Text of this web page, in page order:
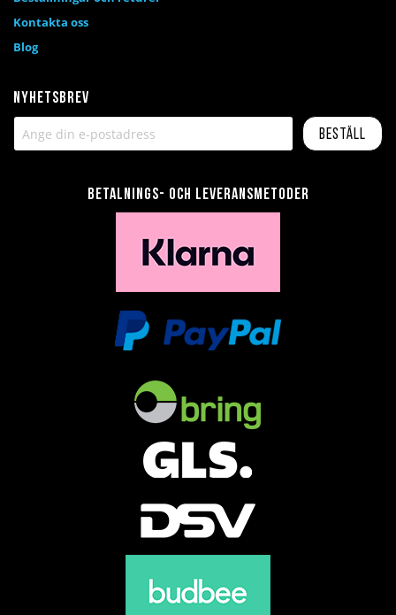
Nyhetsbrev
Beställ
Betalnings- och leveransmetoder
Kontakta oss
Blog